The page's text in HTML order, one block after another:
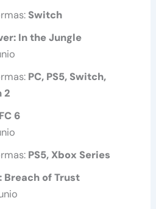
Switch
In the Jungle
PC, PS5, Switch,
2
6
PS5, Xbox Series
Breach of Trust